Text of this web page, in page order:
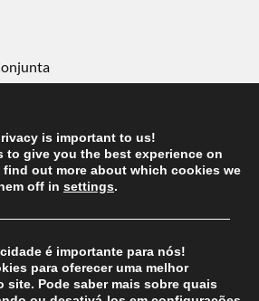
is important to us!
to give you the best experience on
find out more about which cookies we
off in settings.
é importante para nós!
para oferecer uma melhor
site. Pode saber mais sobre quais